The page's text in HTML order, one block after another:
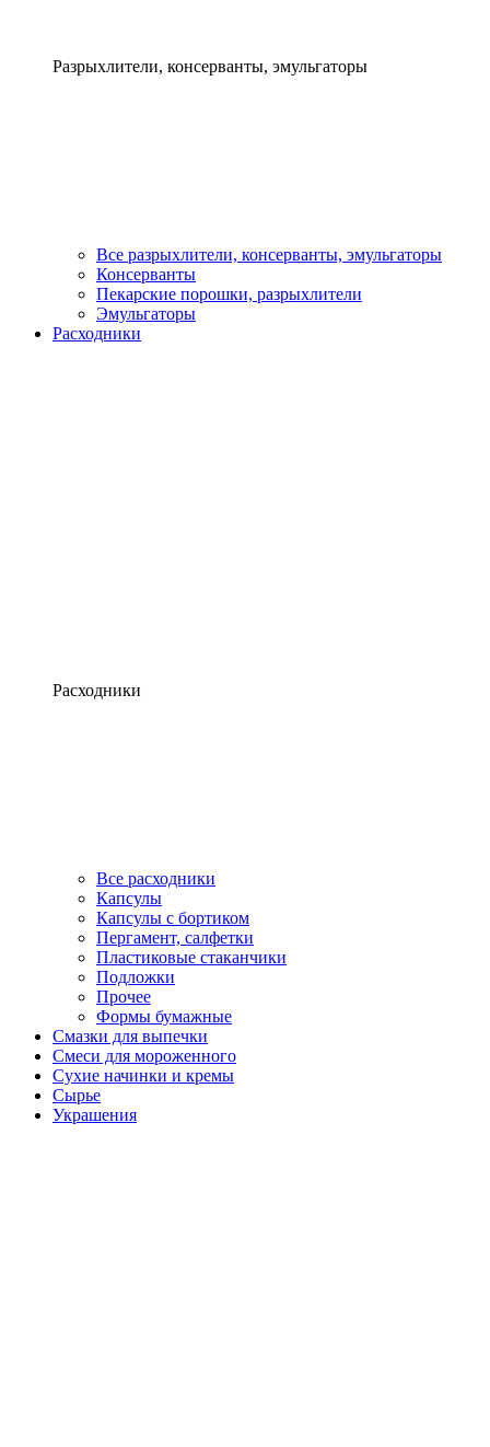
Разрыхлители, консерванты, эмульгаторы
Все разрыхлители, консерванты, эмульгаторы
Консерванты
Пекарские порошки, разрыхлители
Эмульгаторы
Расходники
Расходники
Все расходники
Капсулы
Капсулы с бортиком
Пергамент, салфетки
Пластиковые стаканчики
Подложки
Прочее
Формы бумажные
Смазки для выпечки
Смеси для мороженного
Сухие начинки и кремы
Сырье
Украшения